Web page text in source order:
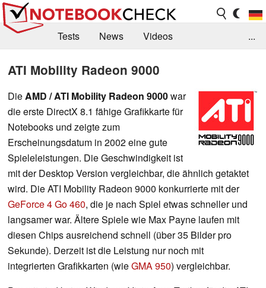
Tests News
Videos
Forum
...
ATI Mobility Radeon 9000
DieAMD / ATI Mobility Radeon 9000war
die erste DirectX 8.1 fähige Grafikkarte für
Notebooks und zeigte zum
Erscheinungsdatum in 2002 eine gute
Spieleleistungen. Die Geschwindigkeit ist
mit der Desktop Version vergleichbar, die ähnlich getaktet
wird. Die ATI Mobility Radeon 9000 konkurrierte mit der
GeForce 4 Go 460, die je nach Spiel etwas schneller und
langsamer war. Ältere Spiele wie Max Payne laufen mit
diesen Chips ausreichend schnell (über 35 Bilder pro
Sekunde). Derzeit ist die Leistung nur noch mit
integrierten Grafikkarten (wieGMA 950) vergleichbar.